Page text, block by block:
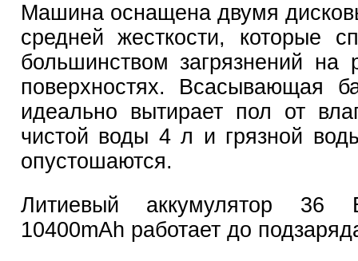
Машина оснащена двумя
средней жесткости, которые
большинством загрязнений на
поверхностях. Всасывающая
идеально вытирает пол от
чистой воды 4 л и грязной
опустошаются.
Литиевый аккумулятор 36
10400mAh работает до